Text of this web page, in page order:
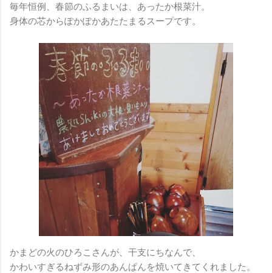
毎年恒例、春節のふるまいは、あったか根菜汁。
身体の芯からぽかぽかあたたまるスープです。
かまどの火のひろこさんが、干支にちなんで、
かわいすぎるねずみ形のあんぱんを焼いてきてくれました。